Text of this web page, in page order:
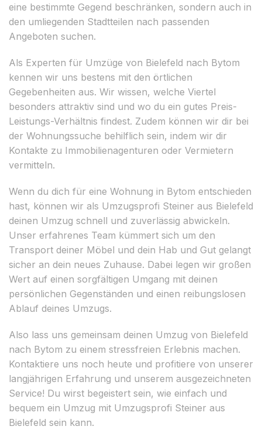
eine bestimmte Gegend beschränken, sondern auch in
den umliegenden Stadtteilen nach passenden
Angeboten suchen.
Als Experten für Umzüge von Bielefeld nach Bytom
kennen wir uns bestens mit den örtlichen
Gegebenheiten aus. Wir wissen, welche Viertel
besonders attraktiv sind und wo du ein gutes Preis-
Leistungs-Verhältnis findest. Zudem können wir dir bei
der Wohnungssuche behilflich sein, indem wir dir
Kontakte zu Immobilienagenturen oder Vermietern
vermitteln.
Wenn du dich für eine Wohnung in Bytom entschieden
hast, können wir als Umzugsprofi Steiner aus Bielefeld
deinen Umzug schnell und zuverlässig abwickeln.
Unser erfahrenes Team kümmert sich um den
Transport deiner Möbel und dein Hab und Gut gelangt
sicher an dein neues Zuhause. Dabei legen wir großen
Wert auf einen sorgfältigen Umgang mit deinen
persönlichen Gegenständen und einen reibungslosen
Ablauf deines Umzugs.
Also lass uns gemeinsam deinen Umzug von Bielefeld
nach Bytom zu einem stressfreien Erlebnis machen.
Kontaktiere uns noch heute und profitiere von unserer
langjährigen Erfahrung und unserem ausgezeichneten
Service! Du wirst begeistert sein, wie einfach und
bequem ein Umzug mit Umzugsprofi Steiner aus
Bielefeld sein kann.